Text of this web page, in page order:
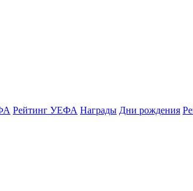
Рейтинг УЕФА Награды Дни рождения